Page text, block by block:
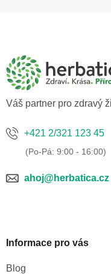
a
Váš partner pro zdravý
+421 2/321 123 45
ahoj@herbatica.cz
Informace pro vás
Blog